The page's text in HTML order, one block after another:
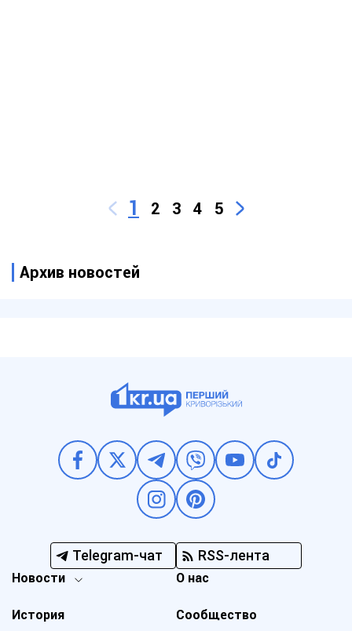
1 2 3 4 5
Архив новостей
Telegram-чат RSS-лента
Новости
История
О нас
Сообщество